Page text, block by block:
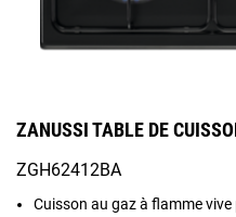
ZANUSSI TABLE DE
ZGH62412BA
Cuisson au gaz à flamme